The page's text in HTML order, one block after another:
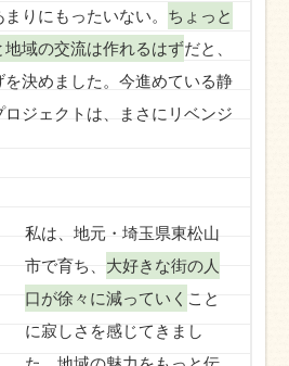
りにもったいない。 ちょっと
地域の交流は作れるはずだと、
決めました。今進めている静
ジェクトは、まさにリベンジ
私は、地元・埼玉県東松山
市で育ち、 大好きな街の人
口が徐々に減っていく こと
に寂しさを感じてきまし